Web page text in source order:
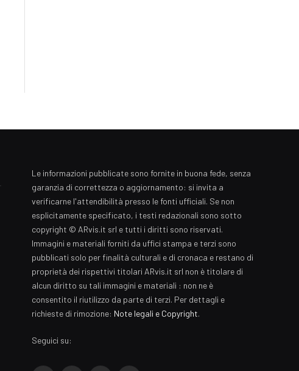
Le informazioni pubblicate sono fornite in buona fede, senza
garanzia di correttezza o aggiornamento: si invita a
verificarne l'attendibilità presso le fonti ufficiali. Se non
esplicitamente specificato, i testi redazionali sono sotto
copyright © ARvis.it srl e tutti i diritti sono riservati.
Immagini e materiali forniti da uffici stampa e terzi sono
pubblicati solo per finalità culturali e di cronaca e restano di
proprietà dei rispettivi titolari ARvis.it srl non è titolare di
alcun diritto su tali immagini e materiali : non ne è
consentito il riutilizzo da parte di terzi. Per dettagli e
richieste di rimozione: Note legali e Copyright.
Seguici su: